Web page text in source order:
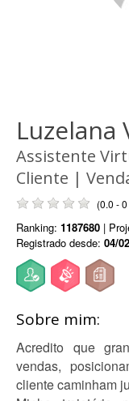
Luzelana
Assistente
Cliente |
(0.0 -
Ranking: 1187680 |
Registrado desde: 04/
Sobre mim:
Acredito que
vendas,
cliente caminham